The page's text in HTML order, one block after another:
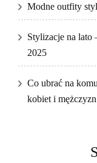
Modne outfity
Stylizacje na lato
2025
Co ubrać na
kobiet i